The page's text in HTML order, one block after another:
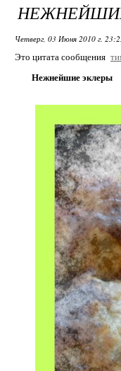
Четверг, 03 Июня 2010 г.
Это цитата сообщения
Нежнейшие эклеры